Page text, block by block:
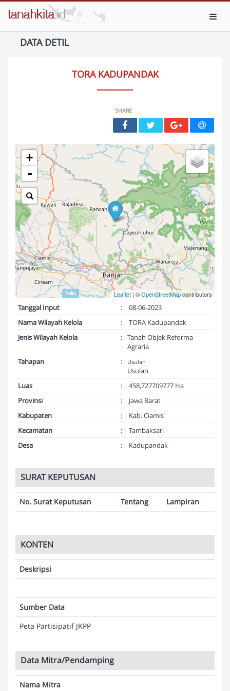
DATA DETIL
TORA KADUPANDAK
SHARE
+
-
Leaflet | ©OpenStreetMapcontributors
Validasi Peta: Valid
Tanggal Input :
08-06-2023
Nama Wilayah Kelola
:
TORA Kadupandak
Jenis Wilayah Kelola
: Tanah Objek Reforma
Agraria
Tahapan
: Usulan
Usulan
Luas
:
458,727709777 Ha
Provinsi
:
Jawa Barat
Kabupaten
:
Kab. Ciamis
Kecamatan
:
Tambaksari
Desa
: Kadupandak
SURAT KEPUTUSAN
No. Surat Keputusan Tentang Lampiran
KONTEN
Deskripsi
Sumber Data
Peta Partisipatif JKPP
Data Mitra/Pendamping
Nama Mitra